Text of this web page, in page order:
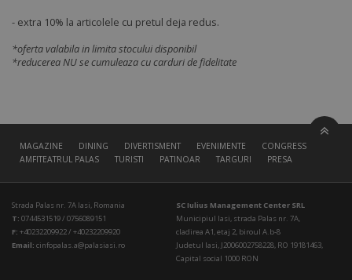
- extra 10% la articolele cu pretul deja redus.
*oferta valabila in limita stocului disponibil
*reducerea NU se cumuleaza cu carduri de fidelitate
MAGAZINE DINING DIVERTISMENT EVENIMENTE
CONGRESS HALL
AMFITEATRUL PALAS
TURISTI PATINOAR TARGURI PRESA
Strada Palas nr. 7A Iasi, Romania
T: 0744531519 / 0756089151
F: +40232209922 / +40232209920
Email: cinfopalas.a@palasiasi.ro
SC Iulius Management Center SRL
Municipiul Iasi, strada Palas nr. 7A,
cladirea A1, etaj 2, biroul A.b-8
Judetul Iasi, J2006002758228, RO 19181463,
Capital social 1000 RON